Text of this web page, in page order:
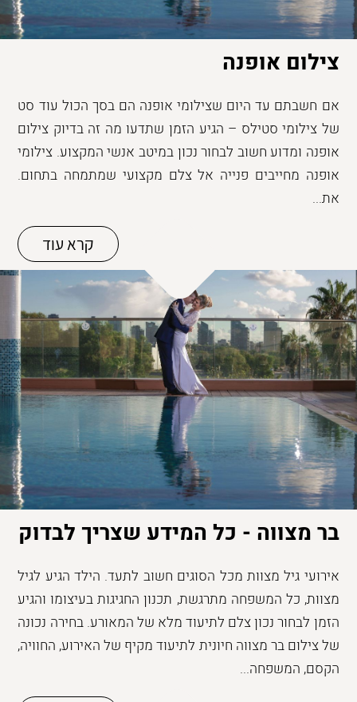
צילום אופנה
אם חשבתם עד היום שצילומי אופנה הם בסך הכול עוד סט
של צילומי סטילס – הגיע הזמן שתדעו מה זה בדיוק צילום
אופנה ומדוע חשוב לבחור נכון במיטב אנשי המקצוע. צילומי
אופנה מחייבים פנייה אל צלם מקצועי שמתמחה בתחום.
את...
קרא עוד
בר מצווה - כל המידע שצריך לבדוק
אירועי גיל מצוות מכל הסוגים חשוב לתעד. הילד הגיע לגיל
מצוות, כל המשפחה מתרגשת, תכנון החגיגות בעיצומו והגיע
הזמן לבחור נכון צלם לתיעוד מלא של המאורע. בחירה נכונה
של צילום בר מצווה חיונית לתיעוד מקיף של האירוע, החוויה,
הקסם, המשפחה...